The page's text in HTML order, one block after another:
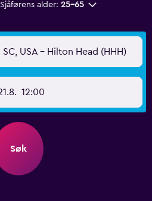
Sjåførens alder: 25–65
USA - Hilton Head (HHH)
12:00
Søk